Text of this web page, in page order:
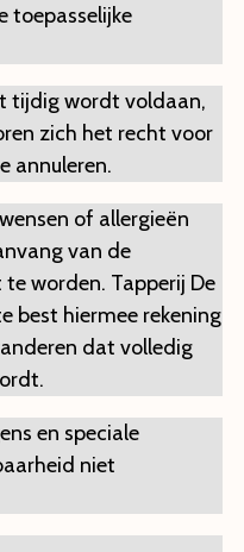
toepasselijke
tijdig wordt voldaan,
zich het recht voor
annuleren.
of allergieën
van de
worden. Tapperij De
best hiermee rekening
dat volledig
en speciale
niet